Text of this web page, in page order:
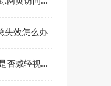
失效怎么办
轻视觉疲劳